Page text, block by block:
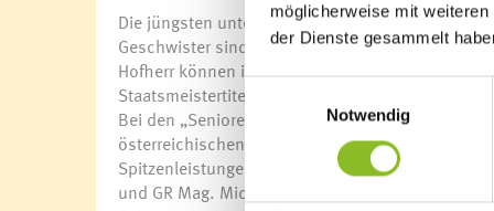
möglicherweise mit
der Dienste gesammelt
Einwilligungsauswahl
Notwendig
Die jüngsten unter den neuen
Geschwister sind beide Landesmeisterinnen
Hofherr können in ihrer Disziplin Klettern sogar
Staatsmeistertitel verweisen. Leo Summer und
Bei den „Senioren“ glänzte im abgelaufenen Jahr
österreichischen Slalom-Masters gewinnen
Spitzenleistungen - auch er erfüllte die Kriterien
und GR Mag. Michaela Gort geehrt.